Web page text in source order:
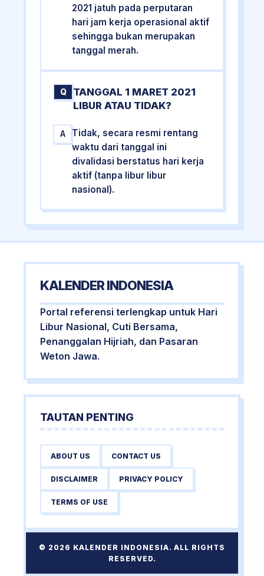
2021 jatuh pada perputaran
hari jam kerja operasional aktif
sehingga bukan merupakan
tanggal merah.
Q
TANGGAL 1 MARET 2021
LIBUR ATAU TIDAK?
A
Tidak, secara resmi rentang
waktu dari tanggal ini
divalidasi berstatus hari kerja
aktif (tanpa libur libur
nasional).
KALENDER INDONESIA
Portal referensi terlengkap untuk Hari
Libur Nasional, Cuti Bersama,
Penanggalan Hijriah, dan Pasaran
Weton Jawa.
TAUTAN PENTING
ABOUT US CONTACT US
DISCLAIMER PRIVACY POLICY
TERMS OF USE
© 2026 KALENDER INDONESIA. ALL RIGHTS
RESERVED.